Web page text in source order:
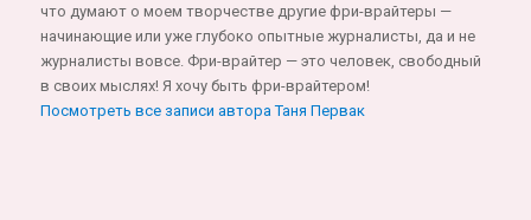
что думают о моем творчестве другие фри-врайтеры —
начинающие или уже глубоко опытные журналисты, да и не
журналисты вовсе. Фри-врайтер — это человек, свободный
в своих мыслях! Я хочу быть фри-врайтером!
Посмотреть все записи автора Таня Первак